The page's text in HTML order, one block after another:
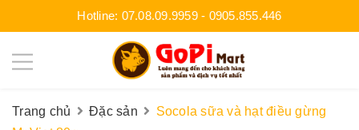
Hotline: 07.08.09.9959- 0905.855.446
Trang chủ Đặc sản
Socola sữa và hạt điều gừng